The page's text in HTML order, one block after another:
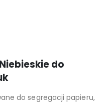
do
do segregacji papieru,